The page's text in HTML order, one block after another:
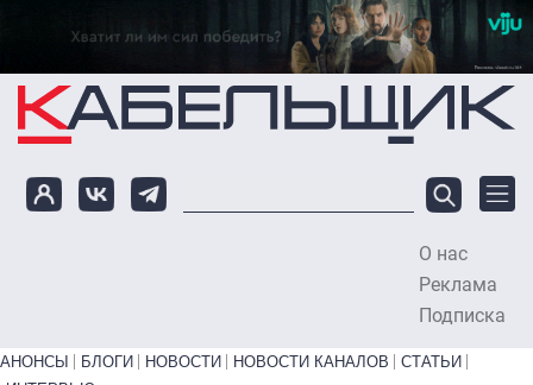
Перейти к основному содержанию
О нас
Реклама
Подписка
Primary links bottom
АНОНСЫ БЛОГИ НОВОСТИ НОВОСТИ КАНАЛОВ
СТАТЬИ